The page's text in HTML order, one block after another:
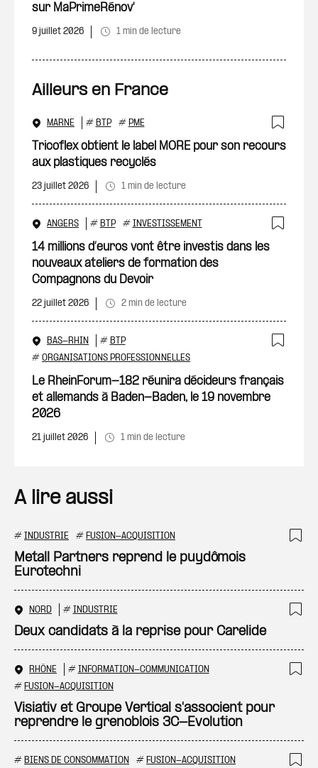
sur MaPrimeRénov'
9 juillet 2026 1 min de lecture
Ailleurs en France
MARNE # BTP # PME
Tricoflex obtient le label MORE pour son recours
aux plastiques recyclés
23 juillet 2026 1 min de lecture
ANGERS # BTP # INVESTISSEMENT
14 millions d’euros vont être investis dans les
nouveaux ateliers de formation des
Compagnons du Devoir
22 juillet 2026 2 min de lecture
BAS-RHIN # BTP
# ORGANISATIONS PROFESSIONNELLES
Le RheinForum-182 réunira décideurs français
et allemands à Baden-Baden, le 19 novembre
2026
21 juillet 2026 1 min de lecture
A lire aussi
# INDUSTRIE # FUSION-ACQUISITION
Metall Partners reprend le puydômois
Eurotechni
NORD # INDUSTRIE
Deux candidats à la reprise pour Carelide
RHÔNE # INFORMATION-COMMUNICATION
# FUSION-ACQUISITION
Visiativ et Groupe Vertical s'associent pour
reprendre le grenoblois 3C-Evolution
# BIENS DE CONSOMMATION # FUSION-ACQUISITION